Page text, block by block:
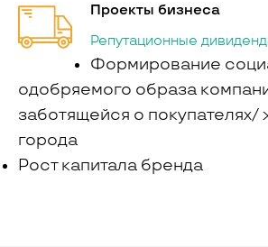
Проекты бизнеса
Репутационные
Формирование
одобряемого образа
заботящейся о покупателях/
города
Рост капитала бренда